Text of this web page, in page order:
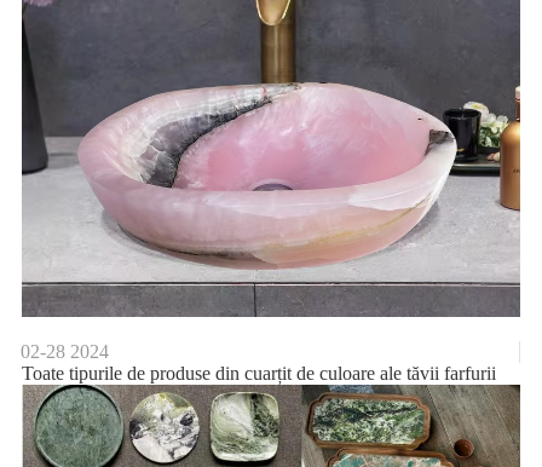
02-28 2024
Toate tipurile de produse din cuarțit de culoare ale tăvii farfurii